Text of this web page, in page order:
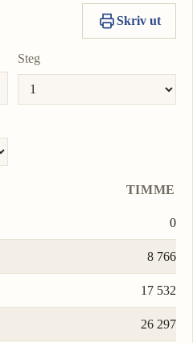
Skriv ut
Steg
TIMME
0
8 766
17 532
26 297